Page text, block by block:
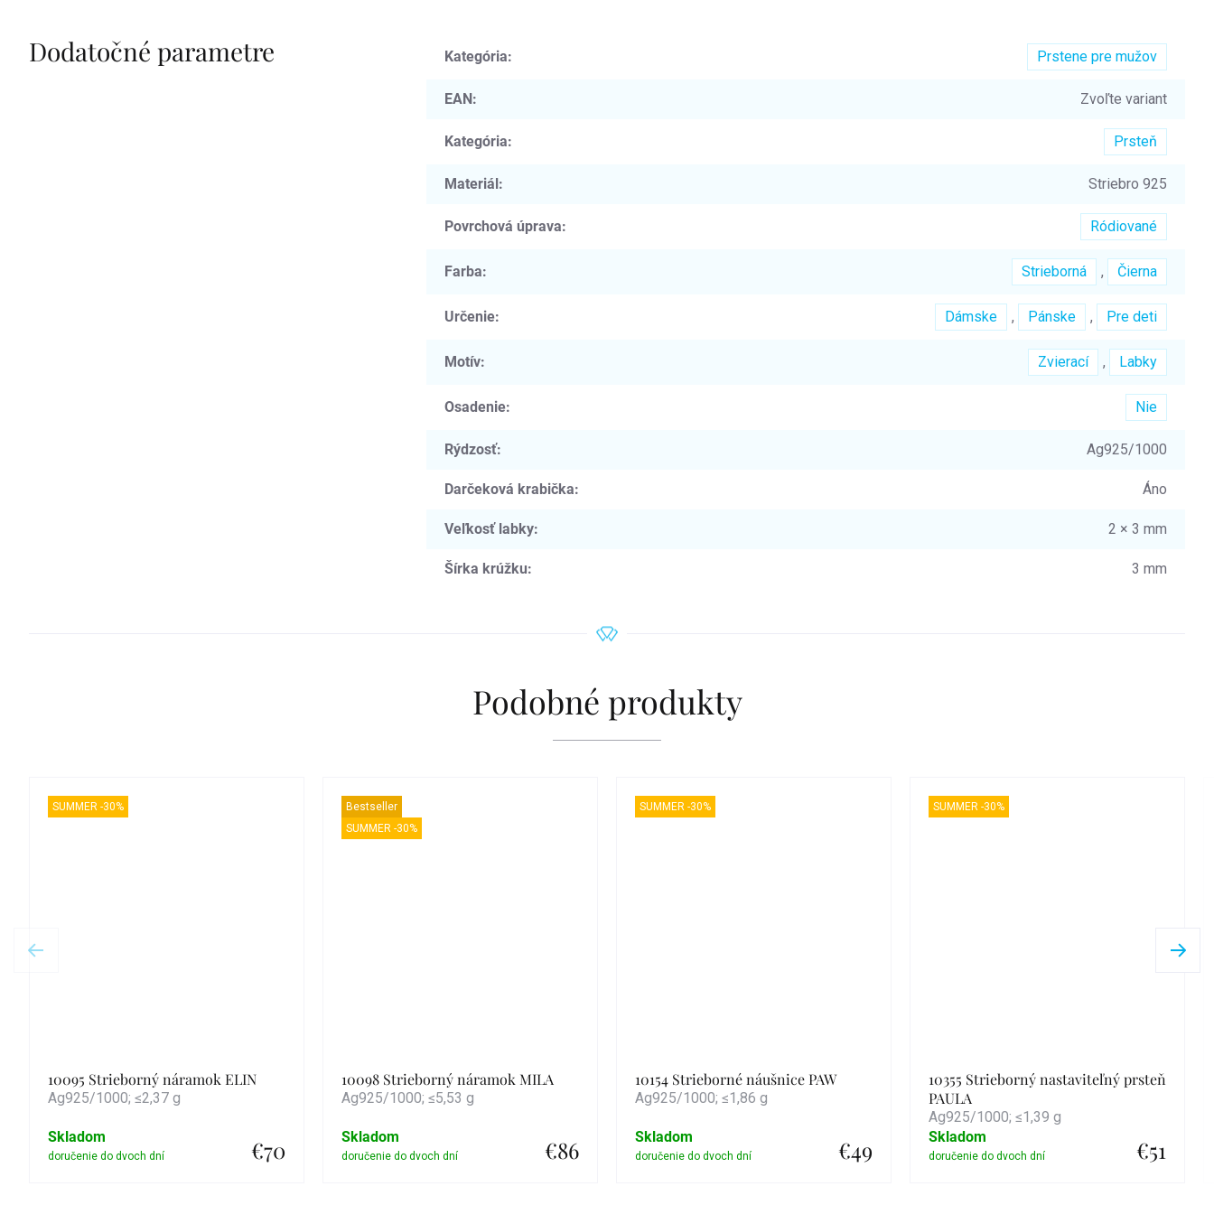
Dodatočné parametre Kategória: Prstene pre mužov
EAN: Zvoľte variant
Kategória: Prsteň
Materiál: Striebro 925
Povrchová úprava: Ródiované
Farba: Strieborná , Čierna
Určenie: Dámske , Pánske , Pre deti
Motív: Zvierací , Labky
Osadenie: Nie
Rýdzosť: Ag925/1000
Darčeková krabička: Áno
Veľkosť labky: 2 × 3 mm
Šírka krúžku: 3 mm
Podobné produkty
SUMMER -30%
10095 Strieborný náramok ELIN
Ag925/1000; ≤2,37 g
€70
Skladom
Bestseller
SUMMER -30%
10098 Strieborný náramok MILA
Ag925/1000; ≤5,53 g
€86
Skladom
SUMMER -30%
10154 Strieborné náušnice PAW
Ag925/1000; ≤1,86 g
€49
Skladom
SUMMER -30%
10355 Strieborný nastaviteľný prsteň
PAULA
Ag925/1000; ≤1,39 g
€51
Skladom